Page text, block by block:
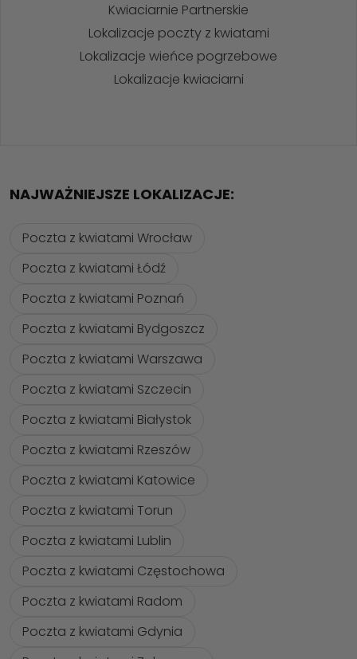
Kwiaciarnie Partnerskie
Lokalizacje poczty z kwiatami
Lokalizacje wieńce pogrzebowe
Lokalizacje kwiaciarni
NAJWAŻNIEJSZE LOKALIZACJE:
Poczta z kwiatami Wrocław
Poczta z kwiatami Łódź
Poczta z kwiatami Poznań
Poczta z kwiatami Bydgoszcz
Poczta z kwiatami Warszawa
Poczta z kwiatami Szczecin
Poczta z kwiatami Białystok
Poczta z kwiatami Rzeszów
Poczta z kwiatami Katowice
Poczta z kwiatami Torun
Poczta z kwiatami Lublin
Poczta z kwiatami Częstochowa
Poczta z kwiatami Radom
Poczta z kwiatami Gdynia